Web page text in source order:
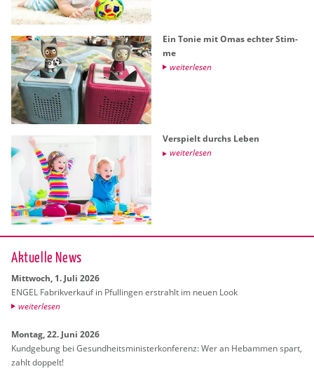
Ein Tonie mit Omas ech­ter Stim­
me
wei­ter­le­sen
Ver­spielt durchs Leben
wei­ter­le­sen
Ak­tu­el­le News
Mitt­woch, 1. Juli 2026
ENGEL Fa­brik­ver­kauf in Pful­lin­gen er­strahlt im neuen Look
wei­ter­le­sen
Mon­tag, 22. Juni 2026
Kund­ge­bung bei Ge­sund­heits­mi­nis­ter­kon­fe­renz: Wer an Heb­am­men spart,
zahlt dop­pelt!